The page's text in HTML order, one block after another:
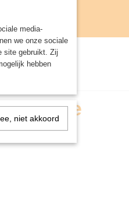
AGENDA
Orange
media-
we onze sociale
site gebruikt. Zij
hebben
niet akkoord